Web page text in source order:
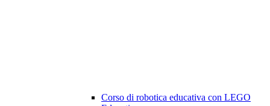
Corso di robotica educativa con LEGO